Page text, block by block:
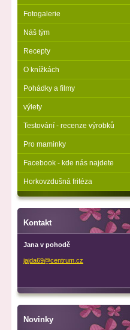
Fotogalerie
Náš tým
Recepty
O knížkách
Pohádky a filmy
výlety
Testování - recenze výrobků
Pro maminky
Facebook - kde nás najdete
Horkovzdušná fritéza
Kontakt
Jana v pohodě
jajda69@centrum. cz
Novinky